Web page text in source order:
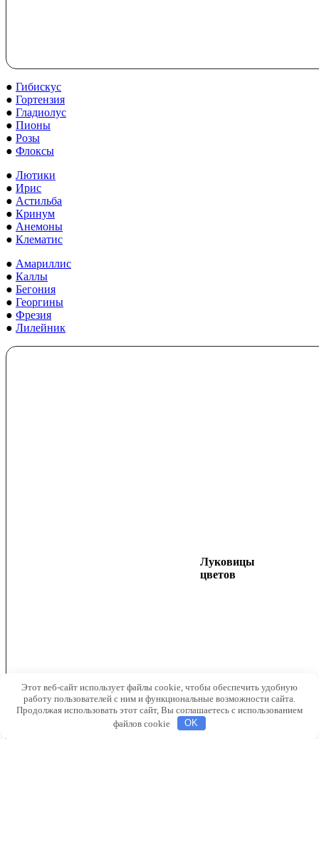
● Гибискус
● Гортензия
● Гладиолус
● Пионы
● Розы
● Флоксы
● Лютики
● Ирис
● Астильба
● Кринум
● Анемоны
● Клематис
● Амариллис
● Каллы
● Бегония
● Георгины
● Фрезия
● Лилейник
Луковицы
цветов
Этот веб-сайт использует файлы cookie, чтобы обеспечить удобную
работу пользователей с ним и функциональные возможности сайта.
Продолжая использовать этот сайт, Вы соглашаетесь с использованием
файлов cookie
OK